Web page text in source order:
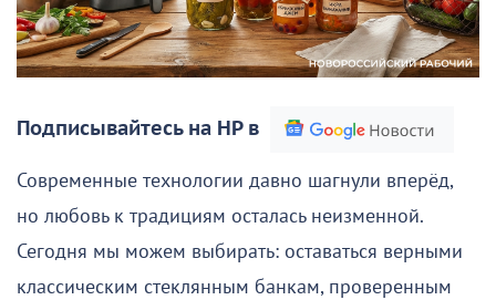
Подписывайтесь на НР в
Современные технологии давно шагнули вперёд,
но любовь к традициям осталась неизменной.
Сегодня мы можем выбирать: оставаться верными
классическим стеклянным банкам, проверенным